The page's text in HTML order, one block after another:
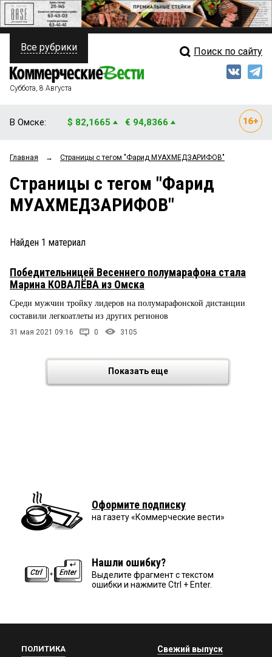
ПОЛИТИКА
ФИНАНСЫ
ОБЩЕСТВО
ЗАКОН
НОВОСТИ КОМПАНИЙ
ПРОИСШЕСТВИЯ
СТИЛЬ ЖИЗНИ
Свежий выпуск
Мнения
Рейтинги
Блоги
Все рубрики Поиск по сайту
Суббота, 8 Августа
В Омске: $ 82,1665 € 94,8366
Главная → Страницы c тегом "Фарид МУАХМЕДЗАРИФОВ"
Страницы c тегом "Фарид
МУАХМЕДЗАРИФОВ"
Найден 1 материал
Победительницей Весеннего полумарафона стала
Марина КОВАЛЁВА из Омска
Среди мужчин тройку лидеров на полумарафонской дистанции
составили легкоатлеты из других регионов
31 мая 2021 09:16 0 3105
Показать еще
Оформите подписку
на газету «Коммерческие вести»
Нашли ошибку?
Выделите фрагмент с текстом
ошибки и нажмите Ctrl + Enter.
ПОЛИТИКА Свежий выпуск